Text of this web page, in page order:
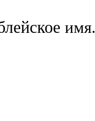
имя.